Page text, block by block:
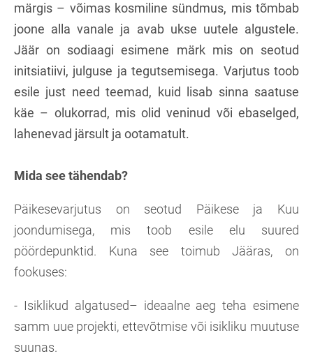
märgis – võimas kosmiline sündmus, mis tõmbab
joone alla vanale ja avab ukse uutele algustele.
Jäär on sodiaagi esimene märk mis on seotud
initsiatiivi, julguse ja tegutsemisega. Varjutus toob
esile just need teemad, kuid lisab sinna saatuse
käe – olukorrad, mis olid veninud või ebaselged,
lahenevad järsult ja ootamatult.
Mida see tähendab?
Päikesevarjutus on seotud Päikese ja Kuu
joondumisega, mis toob esile elu suured
pöördepunktid. Kuna see toimub Jääras, on
fookuses:
- Isiklikud algatused– ideaalne aeg teha esimene
samm uue projekti, ettevõtmise või isikliku muutuse
suunas.